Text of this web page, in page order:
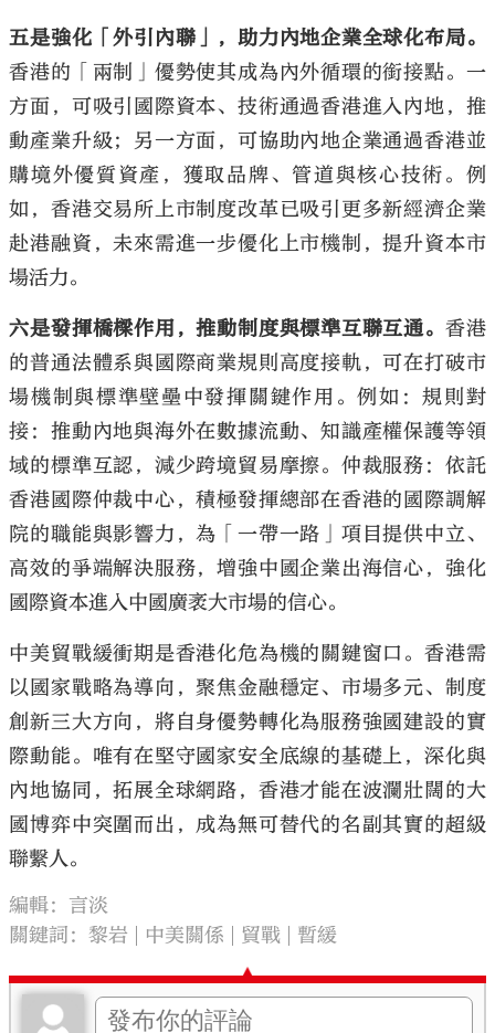
五是強化「外引內聯」，助力內地企業全球化布局。
香港的「兩制」優勢使其成為內外循環的銜接點。一
方面，可吸引國際資本、技術通過香港進入內地，推
動產業升級；另一方面，可協助內地企業通過香港並
購境外優質資產，獲取品牌、管道與核心技術。例
如，香港交易所上市制度改革已吸引更多新經濟企業
赴港融資，未來需進一步優化上市機制，提升資本市
場活力。
六是發揮橋樑作用，推動制度與標準互聯互通。 香港
的普通法體系與國際商業規則高度接軌，可在打破市
場機制與標準壁壘中發揮關鍵作用。例如：規則對
接：推動內地與海外在數據流動、知識產權保護等領
域的標準互認，減少跨境貿易摩擦。仲裁服務：依託
香港國際仲裁中心，積極發揮總部在香港的國際調解
院的職能與影響力，為「一帶一路」項目提供中立、
高效的爭端解決服務，增強中國企業出海信心，強化
國際資本進入中國廣袤大市場的信心。
中美貿戰緩衝期是香港化危為機的關鍵窗口。香港需
以國家戰略為導向，聚焦金融穩定、市場多元、制度
創新三大方向，將自身優勢轉化為服務強國建設的實
際動能。唯有在堅守國家安全底線的基礎上，深化與
內地協同，拓展全球網路，香港才能在波瀾壯闊的大
國博弈中突圍而出，成為無可替代的名副其實的超級
聯繫人。
編輯：言淡
關鍵詞：黎岩 中美關係 貿戰 暫緩